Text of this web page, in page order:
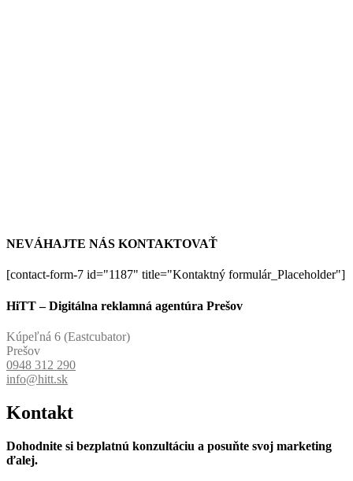
NEVÁHAJTE NÁS KONTAKTOVAŤ
[contact-form-7 id="1187" title="Kontaktný formulár_Placeholder"]
HiTT – Digitálna reklamná agentúra Prešov
Kúpeľná 6 (Eastcubator)
Prešov
0948 312 290
info@hitt.sk
Kontakt
Dohodnite si bezplatnú konzultáciu a posuňte svoj marketing
ďalej.